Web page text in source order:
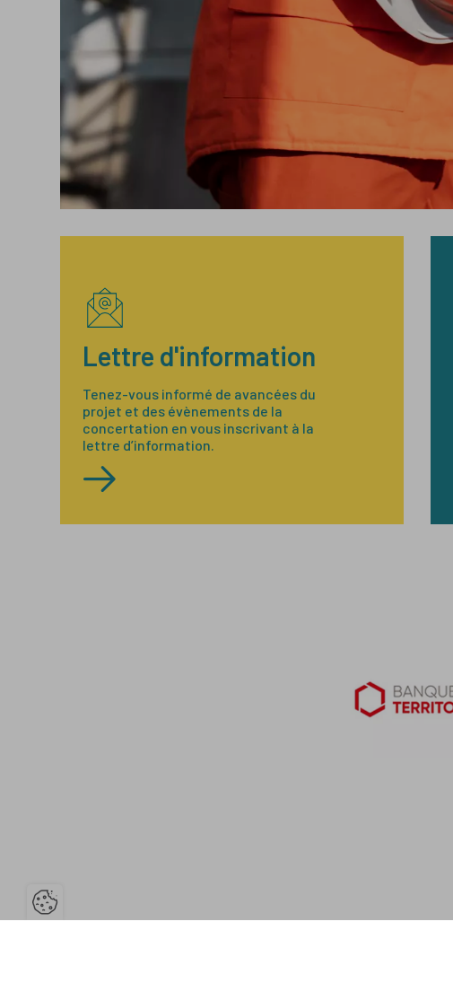
Lettre d'information
Tenez-vous informé de avancées du
projet et des évènements de la
concertation en vous inscrivant à la
lettre d’information.
Ouvrir la barre de gestion des cookies